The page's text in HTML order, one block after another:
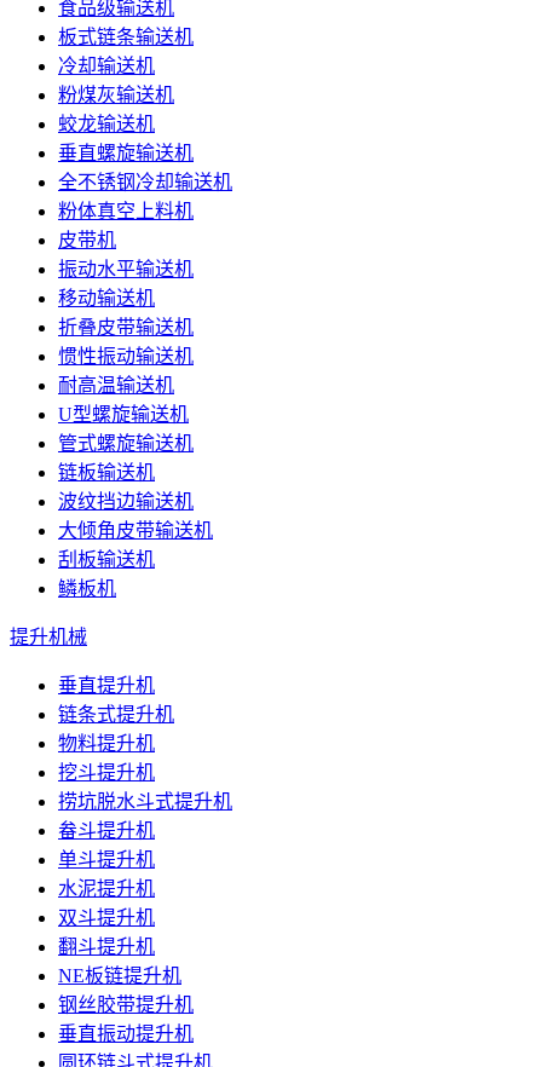
食品级输送机
板式链条输送机
冷却输送机
粉煤灰输送机
蛟龙输送机
垂直螺旋输送机
全不锈钢冷却输送机
粉体真空上料机
皮带机
振动水平输送机
移动输送机
折叠皮带输送机
惯性振动输送机
耐高温输送机
U型螺旋输送机
管式螺旋输送机
链板输送机
波纹挡边输送机
大倾角皮带输送机
刮板输送机
鳞板机
提升机械
垂直提升机
链条式提升机
物料提升机
挖斗提升机
捞坑脱水斗式提升机
畚斗提升机
单斗提升机
水泥提升机
双斗提升机
翻斗提升机
NE板链提升机
钢丝胶带提升机
垂直振动提升机
圆环链斗式提升机